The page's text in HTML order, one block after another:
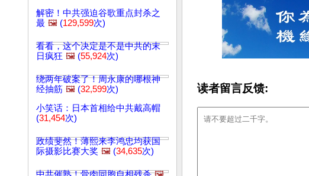
解密！中共强迫谷歌重点封杀之
最 🖼️ (129,599次)
看看，这个决定是不是中共的末
日疯狂 🖼️ (55,924次)
绕两年破案了！周永康的哪根神
经抽筋 🖼️ (32,599次)
小笑话：日本首相给中共戴高帽
(31,454次)
政绩斐然！薄熙来李鸿忠均获国
际摄影比赛大奖 🖼️ (34,635次)
读者留言反馈: